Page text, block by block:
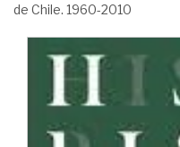
de Chile. 1960-2010